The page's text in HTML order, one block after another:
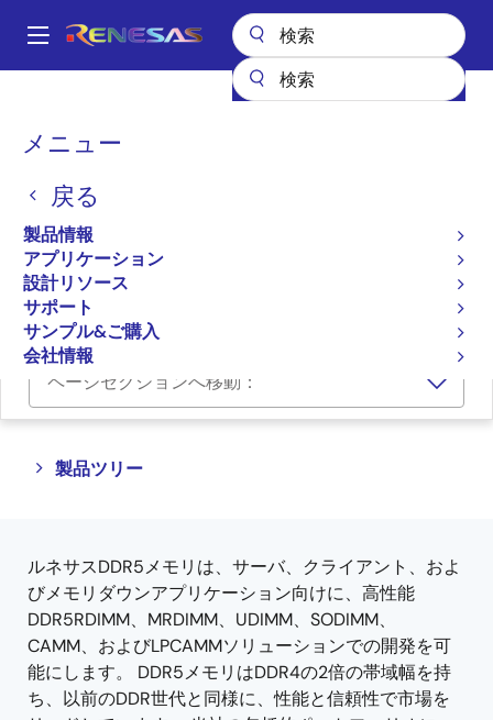
ン
Main
メニュー
戻る
製品情報
アプリケーション
設計リソース
サポート
サンプル&ご購入
会社情報
パ
く
ず
メモリインタフェース製品
DDR5ソリューション
ページセクションへ移動：
製品ツリー
Close
Open
ルネサスDDR5メモリは、サーバ、クライアント、およ
びメモリダウンアプリケーション向けに、高性能
DDR5RDIMM、MRDIMM、UDIMM、SODIMM、
CAMM、およびLPCAMMソリューションでの開発を可
能にします。 DDR5メモリはDDR4の2倍の帯域幅を持
ち、以前のDDR世代と同様に、性能と信頼性で市場を